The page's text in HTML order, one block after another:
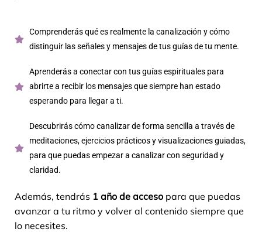
Comprenderás qué es realmente la canalización y cómo
distinguir las señales y mensajes de tus guías de tu mente.
Aprenderás a conectar con tus guías espirituales para
abrirte a recibir los mensajes que siempre han estado
esperando para llegar a ti.
Descubrirás cómo canalizar de forma sencilla a través de
meditaciones, ejercicios prácticos y visualizaciones guiadas,
para que puedas empezar a canalizar con seguridad y
claridad.
Además, tendrás 1 año de acceso para que puedas
avanzar a tu ritmo y volver al contenido siempre que
lo necesites.